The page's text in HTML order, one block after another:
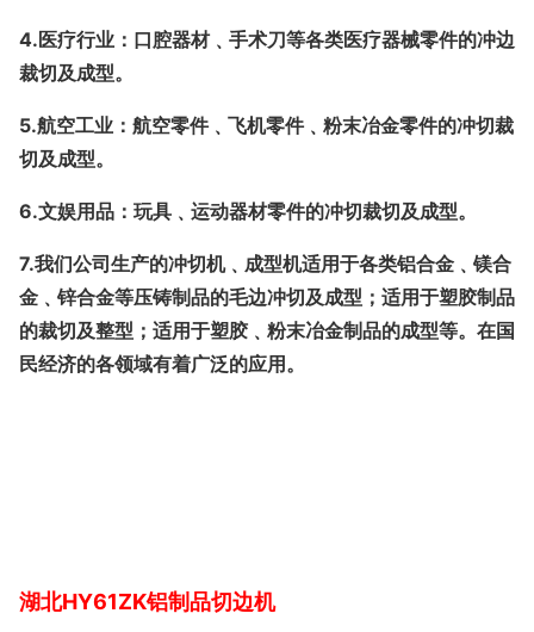
4.医疗行业：口腔器材﹑手术刀等各类医疗器械零件的冲边
裁切及成型。
5.航空工业：航空零件﹑飞机零件﹑粉末冶金零件的冲切裁
切及成型。
6.文娱用品：玩具﹑运动器材零件的冲切裁切及成型。
7.我们公司生产的冲切机﹑成型机适用于各类铝合金﹑镁合
金﹑锌合金等压铸制品的毛边冲切及成型；适用于塑胶制品
的裁切及整型；适用于塑胶﹑粉末冶金制品的成型等。在国
民经济的各领域有着广泛的应用。
湖北HY61ZK铝制品切边机